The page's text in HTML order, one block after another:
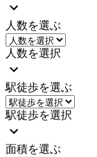
人数を選ぶ
人数を選択
駅徒歩を選ぶ
駅徒歩を選択
面積を選ぶ